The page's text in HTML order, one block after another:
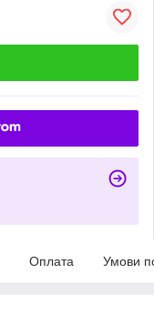
Оплата Умови